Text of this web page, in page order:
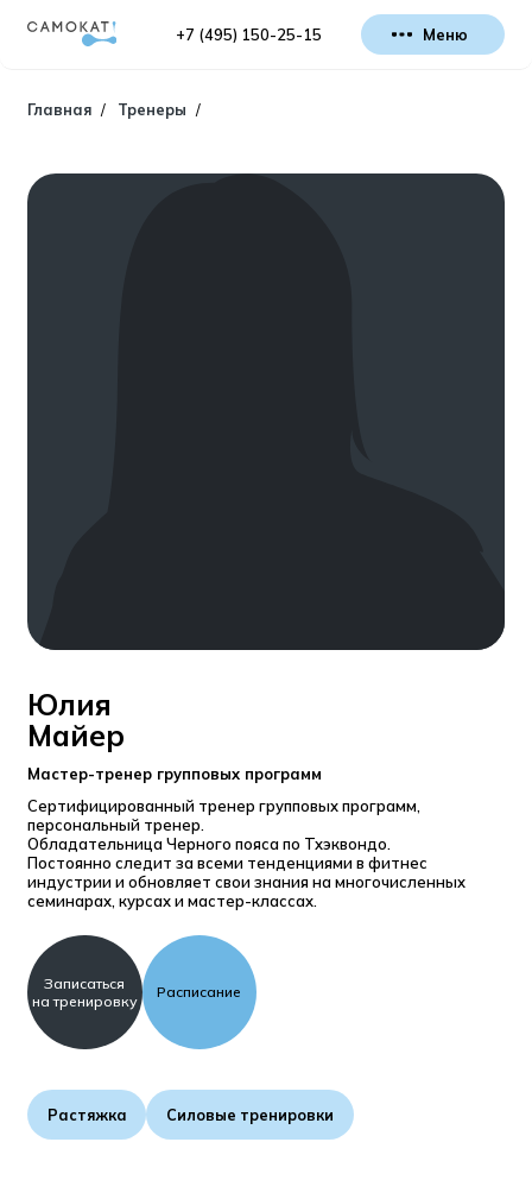
Меню
+7 (495) 150-25-15
Главная / Тренеры /
Юлия
Майер
Мастер-тренер групповых программ
Сертифицированный тренер групповых программ,
персональный тренер.
Обладательница Черного пояса по Тхэквондо.
Постоянно следит за всеми тенденциями в фитнес
индустрии и обновляет свои знания на многочисленных
семинарах, курсах и мастер-классах.
Записаться
на тренировку
Расписание
Растяжка Силовые тренировки